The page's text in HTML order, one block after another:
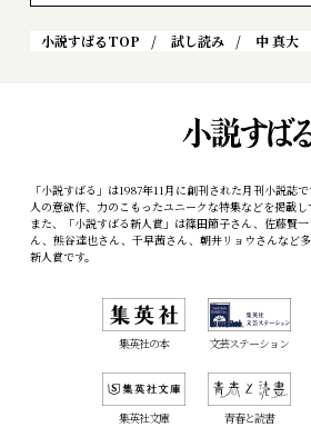
小説すばるTOP 試し読み 中 真大
「小説すばる」は1987年11月に創刊された月刊小説誌
人の意欲作、力のこもったユニークな特集などを掲載し
また、「小説すばる新人賞」は篠田節子さん、佐藤賢
ん、熊谷達也さん、千早茜さん、朝井リョウさんなど
新人賞です。
集英社の本 文芸ステーション
集英社文庫 青春と読書